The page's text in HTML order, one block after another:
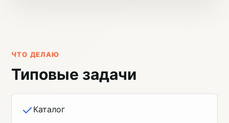
ЧТО ДЕЛАЮ
Типовые задачи
Каталог